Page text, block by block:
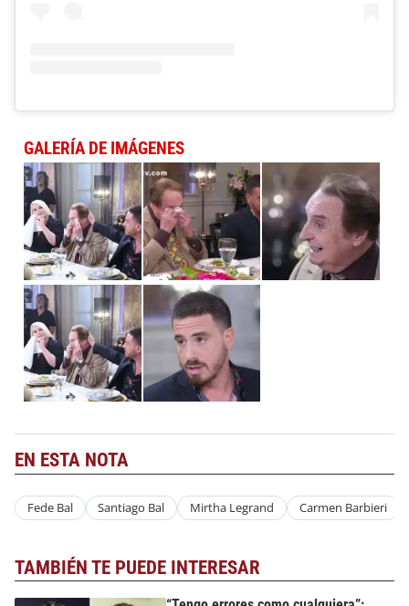
GALERÍA DE IMÁGENES
EN ESTA NOTA
Fede Bal Santiago Bal Mirtha Legrand Carmen Barbieri
TAMBIÉN TE PUEDE INTERESAR